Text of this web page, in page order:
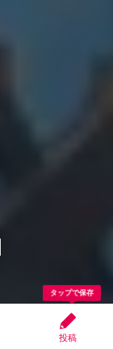
タップで保存
投稿